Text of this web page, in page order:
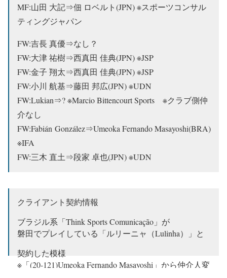
MF:山田 大記⇒佃 ロベルト(JPN) ※スポーツコンサル
ティングジャパン
FW:吉長 真優⇒なし？
FW:大津 祐樹⇒西真田 佳典(JPN) ※JSP
FW:金子 翔太⇒西真田 佳典(JPN) ※JSP
FW:小川 航基⇒藤田 邦広(JPN) ※UDN
FW:Lukian⇒? ※Marcio Bittencourt Sports ※クラブ側仲
介なし
FW:Fabián González⇒Umeoka Fernando Masayoshi(BRA)
※IFA
FW:三木 直土⇒段家 卓也(JPN) ※UDN
クライアント契約情報
ブラジル系「Think Sports Comunicação」が
磐田でプレイしている「ルリーニャ（Lulinha）」と
契約した模様
※「(20-121)Umeoka Fernando Masayoshi」から仲介人変